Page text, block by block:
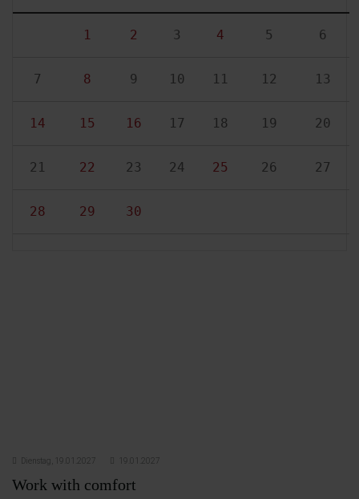
1 2 3 4 5 6
7 8 9 10 11 12 13
14 15 16 17 18 19 20
21 22 23 24 25 26 27
28 29 30
Dienstag, 19.01.2027 19.01.2027
Work with comfort